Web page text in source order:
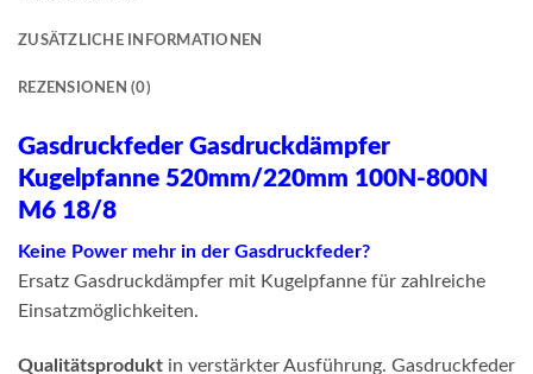
ZUSÄTZLICHE INFORMATIONEN
REZENSIONEN (0)
Gasdruckfeder Gasdruckdämpfer
Kugelpfanne 520mm/220mm 100N-800N
M6 18/8
Keine Power mehr in der Gasdruckfeder?
Ersatz Gasdruckdämpfer mit Kugelpfanne für zahlreiche
Einsatzmöglichkeiten.
Qualitätsprodukt in verstärkter Ausführung. Gasdruckfeder